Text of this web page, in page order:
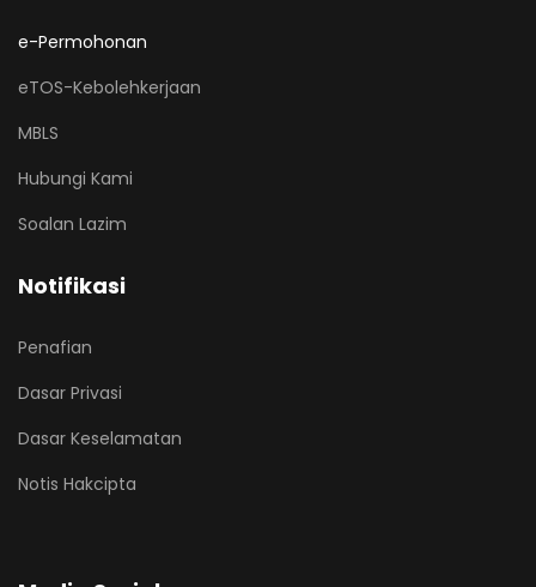
e-Permohonan
eTOS-Kebolehkerjaan
MBLS
Hubungi Kami
Soalan Lazim
Notifikasi
Penafian
Dasar Privasi
Dasar Keselamatan
Notis Hakcipta